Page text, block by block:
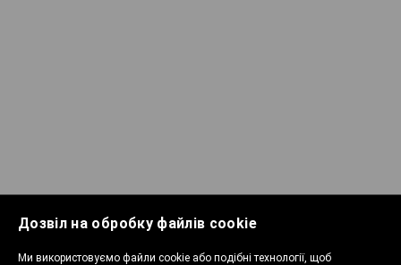
Дозвіл на обробку файлів cookie
Ми використовуємо файли cookie або подібні технології, щоб